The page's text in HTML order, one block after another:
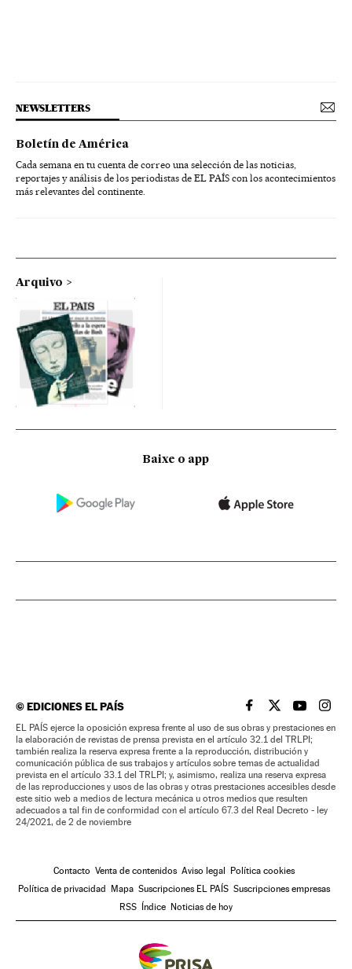
NEWSLETTERS
Boletín de América
Cada semana en tu cuenta de correo una selección de las noticias,
reportajes y análisis de los periodistas de EL PAÍS con los acontecimientos
más relevantes del continente.
Arquivo
Baixe o app
©EDICIONES EL PAÍS EL PAÍS BRASIL EN
EL PAÍSEL PAÍS
EL
EL PAÍS ejerce la oposición expresa frente al uso de sus obras y prestaciones en
la elaboración de revistas de prensa prevista en el artículo 32.1 del TRLPI;
también realiza la reserva expresa frente a la reproducción, distribución y
comunicación pública de sus trabajos y artículos sobre temas de actualidad
prevista en el artículo 33.1 del TRLPI; y, asimismo, realiza una reserva expresa
de las reproducciones y usos de las obras y otras prestaciones accesibles desde
este sitio web a medios de lectura mecánica u otros medios que resulten
adecuados a tal fin de conformidad con el artículo 67.3 del Real Decreto - ley
24/2021, de 2 de noviembre
Contacto Venta de contenidos Aviso legal Política cookies
Política de privacidad Mapa Suscripciones EL PAÍS Suscripciones empresas
RSS Índice Noticias de hoy